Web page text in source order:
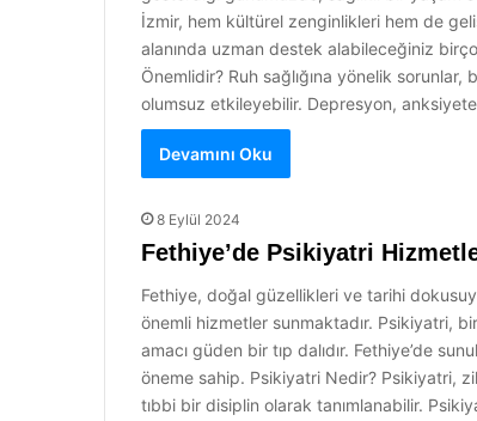
İzmir, hem kültürel zenginlikleri hem de
alanında uzman destek alabileceğiniz
Önemlidir? Ruh sağlığına yönelik sorunlar,
olumsuz etkileyebilir. Depresyon,
Devamını Oku
8 Eylül 2024
Fethiye’de Psikiyatri
Fethiye, doğal güzellikleri ve tarihi
önemli hizmetler sunmaktadır. Psikiyatri,
amacı güden bir tıp dalıdır. Fethiye’de
öneme sahip. Psikiyatri Nedir? Psikiyatri,
tıbbi bir disiplin olarak tanımlanabilir.